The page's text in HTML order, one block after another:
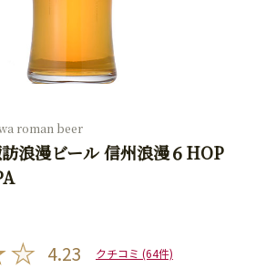
roman beer
浪漫ビール 信州浪漫６HOP
4.23 クチコミ (64件)